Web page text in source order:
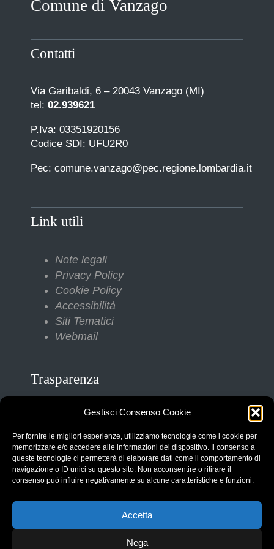
Gestisci Consenso Cookie
Per fornire le migliori esperienze, utilizziamo tecnologie come i cookie per
memorizzare e/o accedere alle informazioni del dispositivo. Il consenso a
queste tecnologie ci permetterà di elaborare dati come il comportamento di
navigazione o ID unici su questo sito. Non acconsentire o ritirare il
consenso può influire negativamente su alcune caratteristiche e funzioni.
Accetta
Nega
COMUNICAZIONE
Comune di Vanzago
Contatti
Via Garibaldi, 6 – 20043 Vanzago (MI)
tel: 02.939621
P.Iva: 03351920156
Codice SDI: UFU2R0
Pec: comune.vanzago@pec.regione.lombardia.it
Link utili
Note legali
Privacy Policy
Cookie Policy
Accessibilità
Siti Tematici
Webmail
Trasparenza
Amministrazione Trasparente
Albo Pretorio
Bilanci
Bandi di gara
Pubblicazioni di Matrimonio